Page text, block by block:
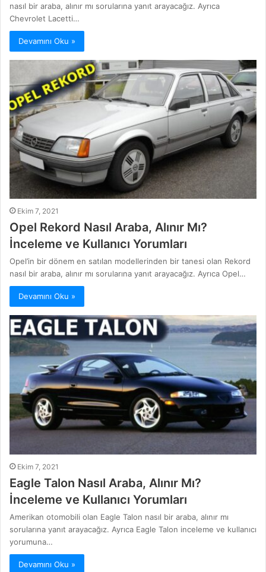
nasıl bir araba, alınır mı sorularına yanıt arayacağız. Ayrıca
Chevrolet Lacetti…
Devamını Oku »
Ekim 7, 2021
Opel Rekord Nasıl Araba, Alınır Mı?
İnceleme ve Kullanıcı Yorumları
Opel’in bir dönem en satılan modellerinden bir tanesi olan Rekord
nasıl bir araba, alınır mı sorularına yanıt arayacağız. Ayrıca Opel…
Devamını Oku »
Ekim 7, 2021
Eagle Talon Nasıl Araba, Alınır Mı?
İnceleme ve Kullanıcı Yorumları
Amerikan otomobili olan Eagle Talon nasıl bir araba, alınır mı
sorularına yanıt arayacağız. Ayrıca Eagle Talon inceleme ve kullanıcı
yorumuna…
Devamını Oku »